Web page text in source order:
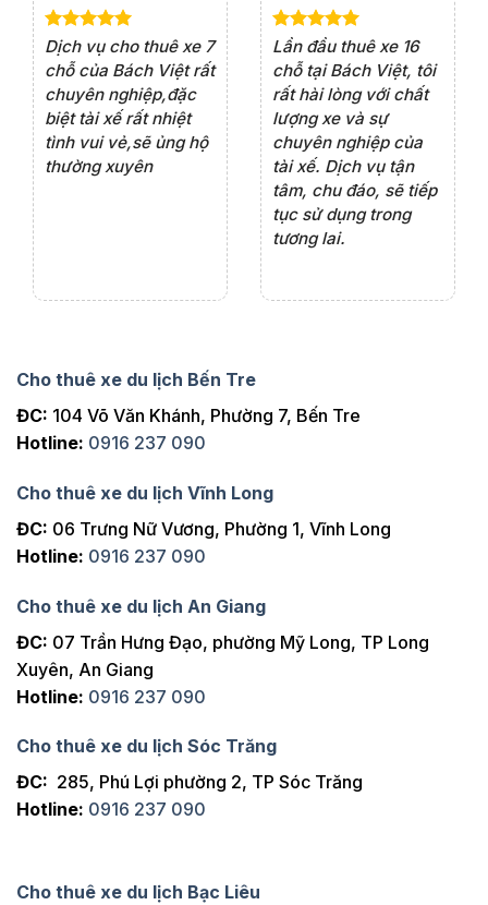
Dịch vụ cho thuê xe 7
chỗ của Bách Việt rất
chuyên nghiệp,đặc
biệt tài xế rất nhiệt
tình vui vẻ,sẽ ủng hộ
thường xuyên
Lần đầu thuê xe 16
chỗ tại Bách Việt, tôi
rất hài lòng với chất
lượng xe và sự
chuyên nghiệp của
tài xế. Dịch vụ tận
tâm, chu đáo, sẽ tiếp
tục sử dụng trong
tương lai.
Cho thuê xe du lịch Bến Tre
ĐC: 104 Võ Văn Khánh, Phường 7, Bến Tre
Hotline: 0916 237 090
Cho thuê xe du lịch Vĩnh Long
ĐC: 06 Trưng Nữ Vương, Phường 1, Vĩnh Long
Hotline: 0916 237 090
Cho thuê xe du lịch An Giang
ĐC: 07 Trần Hưng Đạo, phường Mỹ Long, TP Long
Xuyên, An Giang
Hotline: 0916 237 090
Cho thuê xe du lịch Sóc Trăng
ĐC: 285, Phú Lợi phường 2, TP Sóc Trăng
Hotline: 0916 237 090
Cho thuê xe du lịch Bạc Liêu